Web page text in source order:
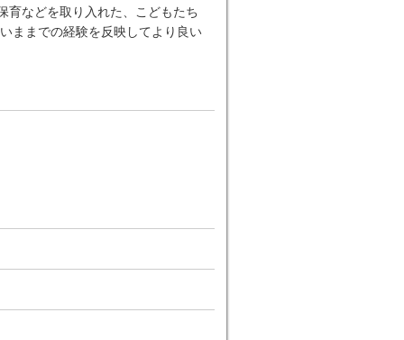
育などを取り入れた、こどもたち
ままでの経験を反映してより良い